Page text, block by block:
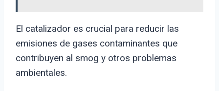
El catalizador es crucial para reducir las
emisiones de gases contaminantes que
contribuyen al smog y otros problemas
ambientales.